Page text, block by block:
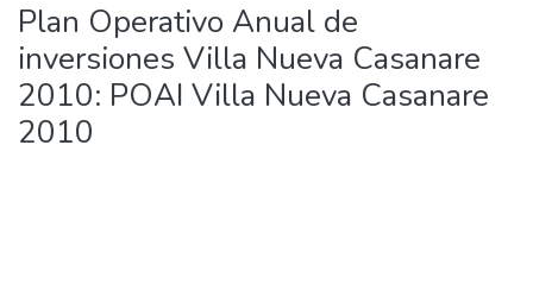
Plan Operativo Anual de
inversiones Villa Nueva Casanare
2010: POAI Villa Nueva Casanare
2010